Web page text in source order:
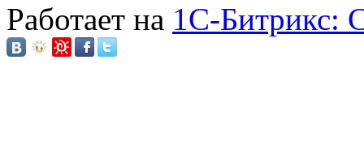
Работает на 1C-Битрикс: